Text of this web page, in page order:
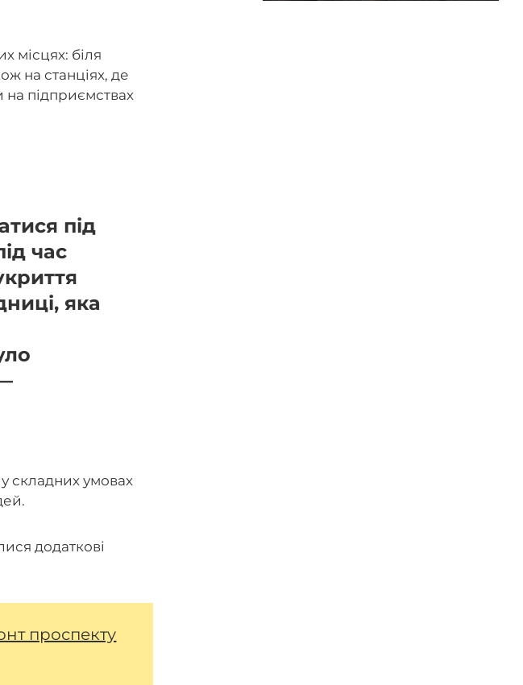
місцях: біля
на станціях, де
підприємствах
під
час
яка
у складних умовах
додаткові
проспекту